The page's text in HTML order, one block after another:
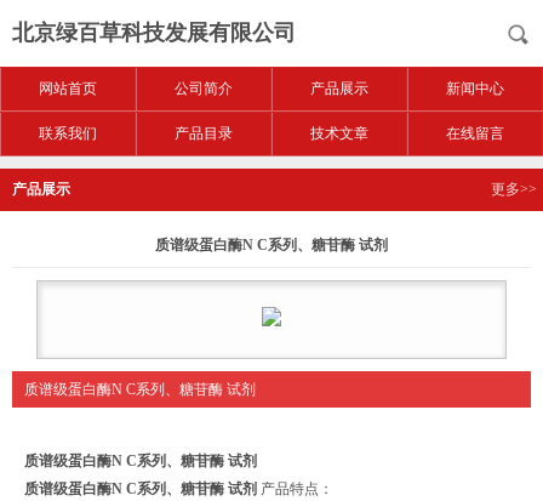
北京绿百草科技发展有限公司
网站首页 公司简介 产品展示 新闻中心
联系我们 产品目录 技术文章 在线留言
产品展示 更多>>
质谱级蛋白酶N C系列、糖苷酶 试剂
质谱级蛋白酶N C系列、糖苷酶 试剂
质谱级蛋白酶N C系列、糖苷酶 试剂
质谱级蛋白酶N C系列、糖苷酶 试剂 产品特点：